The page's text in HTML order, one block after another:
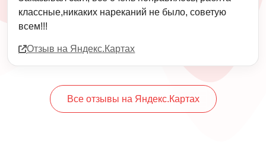
классные,никаких нареканий не было, советую
всем!!!
Отзыв на Яндекс.Картах
Все отзывы на Яндекс.Картах